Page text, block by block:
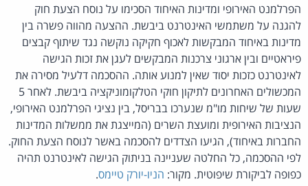
הפרלמנט האירופי ומדינות האיחוד הסכימו על נוסח הצעת חוק
להגנה על משתמשי האינטרנט ביבשת. ההצעה מהווה פשרה בין
מדינות באיחוד המבקשות לאכוף חקיקה נוקשה נגד שיתוף קבצים
פיראטיים ובין ארגוני צרכנות המבקשים לעגן את זכות הגישה
לאינטרנט כזכות יסוד שאין למנוע אותה. ההסכמה דלעיל מסירה את
המכשולים האחרונים לתיקון חוקי הטלקומוניקציה ביבשת. לאחר 5
שעות של שיחות מו"מ שנערכו בבריסל, בין נציגי הפרלמנט האירופי,
הנציבות האירופית ומועצת השרים (המייצגת את ממשלות המדינות
החברות באיחוד), הגיעו הצדדים להסכמה באשר לנוסח הצעת החוק.
לפי ההסכמה, כל החלטה שעניינה בניתוק הגישה לאינטרנט תהיה
כפופה לביקורת שיפוטית. מקור: הניו-יורק טיימס.